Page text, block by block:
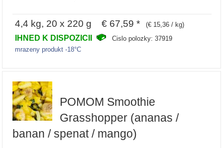
4,4 kg, 20 x 220 g € 67,59 * (€ 15,36 / kg)
IHNED K DISPOZICII
Cislo polozky: 37919
mrazeny produkt -18°C
POMOM Smoothie
Grasshopper (ananas /
banan / spenat / mango)